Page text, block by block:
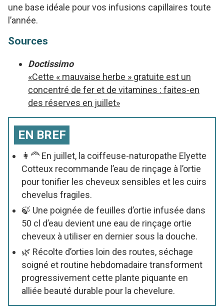
une base idéale pour vos infusions capillaires toute
l’année.
Sources
Doctissimo
«Cette « mauvaise herbe » gratuite est un
concentré de fer et de vitamines : faites-en
des réserves en juillet»
EN BREF
👩🦰 En juillet, la coiffeuse-naturopathe Elyette
Cotteux recommande l’eau de rinçage à l’ortie
pour tonifier les cheveux sensibles et les cuirs
chevelus fragiles.
🍃 Une poignée de feuilles d’ortie infusée dans
50 cl d’eau devient une eau de rinçage ortie
cheveux à utiliser en dernier sous la douche.
🌿 Récolte d’orties loin des routes, séchage
soigné et routine hebdomadaire transforment
progressivement cette plante piquante en
alliée beauté durable pour la chevelure.